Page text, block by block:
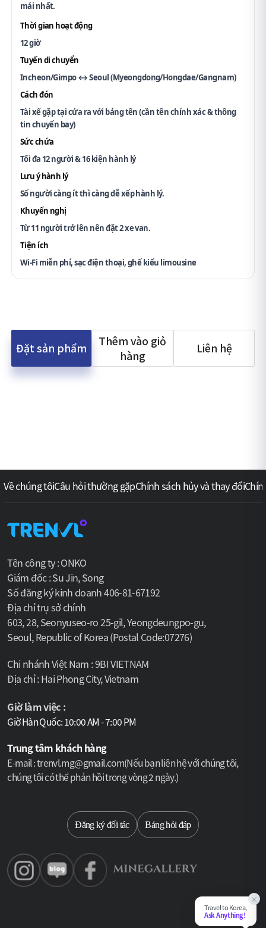
×
Travel to Korea,
Ask Anything!
mái nhất.
Thời gian hoạt động
12 giờ
Tuyến di chuyển
Incheon/Gimpo ↔ Seoul (Myeongdong/Hongdae/Gangnam)
Cách đón
Tài xế gặp tại cửa ra với bảng tên (cần tên chính xác & thông
tin chuyến bay)
Sức chứa
Tối đa 12 người & 16 kiện hành lý
Lưu ý hành lý
Số người càng ít thì càng dễ xếp hành lý.
Khuyến nghị
Từ 11 người trở lên nên đặt 2 xe van.
Tiện ích
Wi-Fi miễn phí, sạc điện thoại, ghế kiểu limousine
Đặt sản phẩm
Thêm vào giỏ
hàng
Liên hệ
Về chúng tôiCâu hỏi thường gặpChính sách hủy và thay đổi
Tên công ty : ONKO
Giám đốc : Su Jin, Song
Số đăng ký kinh doanh 406-81-67192
Địa chỉ trụ sở chính
603, 28, Seonyuseo-ro 25-gil, Yeongdeungpo-gu,
Seoul, Republic of Korea (Postal Code:07276)
Chi nhánh Việt Nam : 9BI VIETNAM
Địa chỉ : Hai Phong City, Vietnam
Giờ làm việc :
Giờ Hàn Quốc: 10:00 AM - 7:00 PM
Trung tâm khách hàng
E-mail : trenvl.mg@gmail.com(Nếu bạn liên hệ với chúng tôi,
chúng tôi có thể phản hồi trong vòng 2 ngày.)
Đăng ký đối tác Bảng hỏi đáp